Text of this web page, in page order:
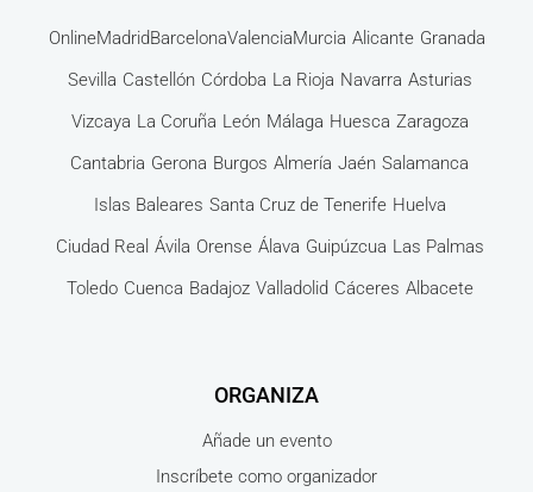
OnlineMadridBarcelonaValenciaMurcia Alicante Granada
Sevilla Castellón Córdoba La Rioja Navarra Asturias
Vizcaya La Coruña León Málaga Huesca Zaragoza
Cantabria Gerona Burgos Almería Jaén Salamanca
Islas Baleares Santa Cruz de Tenerife Huelva
Ciudad Real Ávila Orense Álava Guipúzcua Las Palmas
Toledo Cuenca Badajoz Valladolid Cáceres Albacete
ORGANIZA
Añade un evento
Inscríbete como organizador